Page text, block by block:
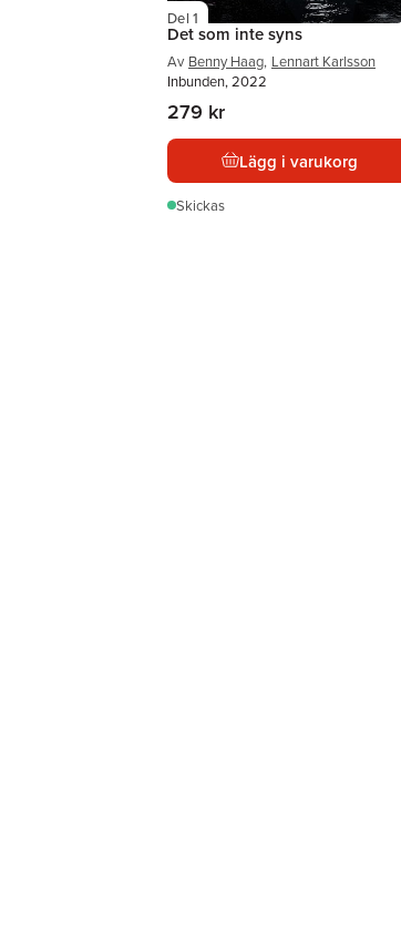
Del 1
Det som inte syns
Av Benny Haag, Lennart Karlsson
Inbunden, 2022
279 kr
Lägg i varukorg
Skickas